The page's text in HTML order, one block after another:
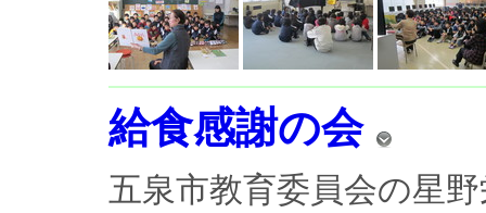
給食感謝の会
五泉市教育委員会の星